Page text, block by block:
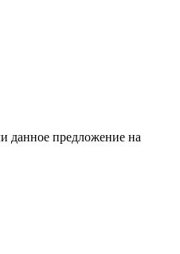
данное предложение на